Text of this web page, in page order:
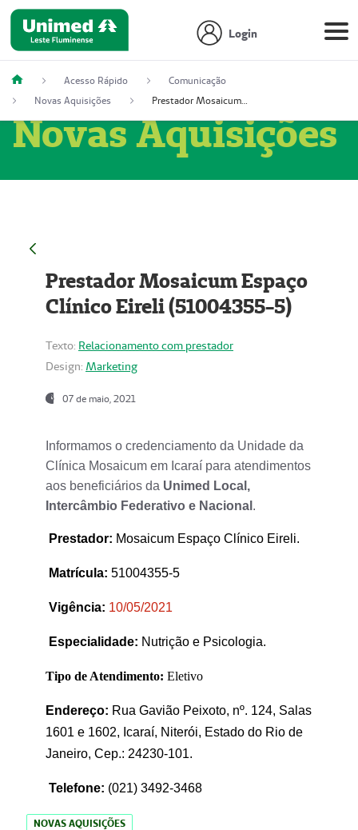
Login
Acesso Rápido
Comunicação
Novas Aquisições
Prestador Mosaicum Espaço Clínico Eireli (51004355-5)
Novas Aquisições
Prestador Mosaicum Espaço
Clínico Eireli (51004355-5)
Texto: Relacionamento com prestador
Design: Marketing
07 de maio, 2021
Informamos o credenciamento da Unidade da
Clínica Mosaicum em Icaraí para atendimentos
aos beneficiários da Unimed Local,
Intercâmbio Federativo e Nacional .
Prestador: Mosaicum Espaço Clínico Eireli.
Matrícula: 51004355-5
Vigência: 10/05/2021
Especialidade: Nutrição e Psicologia.
Tipo de Atendimento: Eletivo
Endereço: Rua Gavião Peixoto, nº. 124, Salas
1601 e 1602, Icaraí, Niterói, Estado do Rio de
Janeiro, Cep.: 24230-101.
Telefone: (021) 3492-3468
NOVAS AQUISIÇÕES